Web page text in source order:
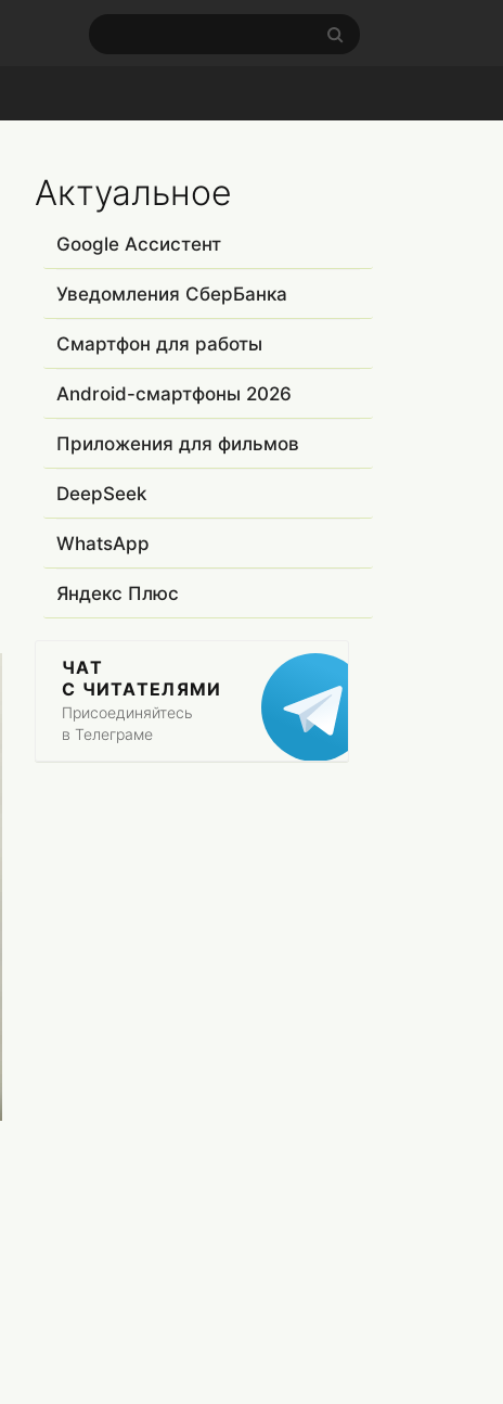
Актуальное
Google Ассистент
Уведомления СберБанка
Смартфон для работы
Android-смартфоны 2026
Приложения для фильмов
DeepSeek
WhatsApp
Яндекс Плюс
ЧАТ
С ЧИТАТЕЛЯМИ
Присоединяйтесь
в Телеграме